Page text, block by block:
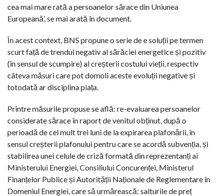
cea mai mare rată a persoanelor sărace din Uniunea
Europeană’, se mai arată în document.
În acest context, BNS propune o serie de e soluții pe termen
scurt față de trendul negativ al sărăciei energetice și pozitiv
(în sensul de scumpire) al creșterii costului vieții, respectiv
câteva măsuri care pot domoli aceste evoluții negative și
totodată ar disciplina piața.
Printre măsurile propuse se află: re-evaluarea persoanelor
considerate sărace în raport de venitul obținut, după o
perioadă de cel mult trei luni de la expirarea plafonării, în
sensul creșterii plafonului pentru care se acordă subvenția, și
stabilirea unei celule de criză formată din reprezentanți ai
Ministerului Energiei, Consiliului Concurenței, Ministerul
Finanțelor Publice și Autorității Naționale de Reglementare în
Domeniul Energiei, care să urmărească: salturile de preț